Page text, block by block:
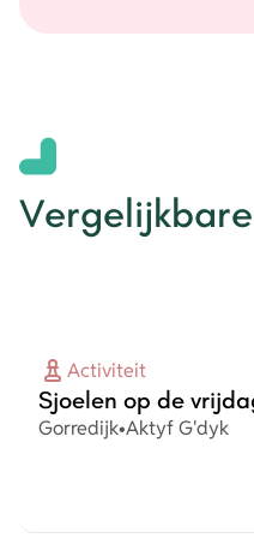
Activiteit
Sjoelen op de
Plaats
Gorredijk•Organisatie
Aktyf G'dyk